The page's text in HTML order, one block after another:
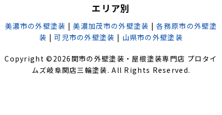
エリア別
美濃市の外壁塗装 |美濃加茂市の外壁塗装 |各務原市の外壁塗
装 |可児市の外壁塗装 | 山県市の外壁塗装
Copyright © 2026 関市の外壁塗装・屋根塗装専門店 プロタイ
ムズ岐阜関店三輪塗装. All Rights Reserved.